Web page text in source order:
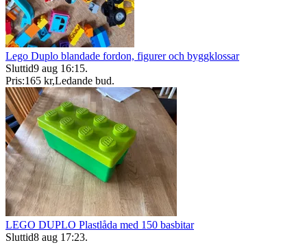
Lego Duplo blandade fordon, figurer och byggklossar
Sluttid9 aug 16:15.
Pris:165 kr,Ledande bud.
LEGO DUPLO Plastlåda med 150 basbitar
Sluttid8 aug 17:23.